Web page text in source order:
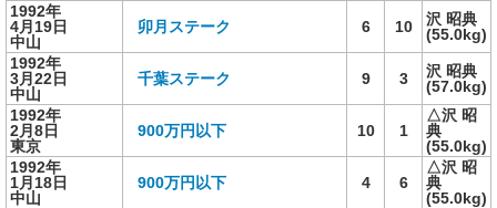
1992年
4月19日
中山
卯月ステーク 6 10
沢 昭典
(55.0kg)
1992年
3月22日
中山
千葉ステーク 9 3
沢 昭典
(57.0kg)
1992年
2月8日
東京
900万円以下 10 1
△沢 昭
典
(55.0kg)
1992年
1月18日
中山
900万円以下 4 6
△沢 昭
典
(55.0kg)